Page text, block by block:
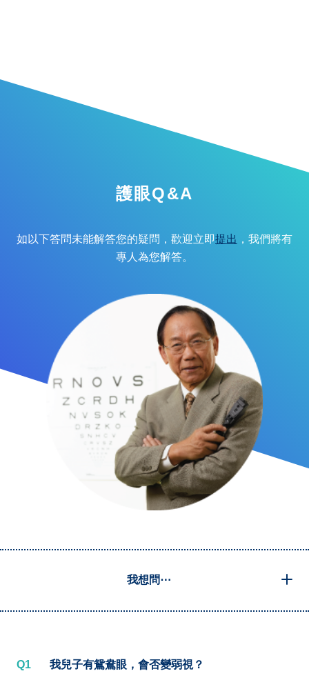
護眼Q&A
如以下答問未能解答您的疑問，歡迎立即提出 ，我們將有
專人為您解答。
我想問⋯
Q1 我兒子有鴛鴦眼，會否變弱視？